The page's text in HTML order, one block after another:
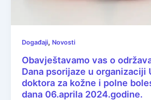
Događaji, Novosti
Obavještavamo vas o
Dana psorijaze u organizaciji
doktora za kožne i polne
dana 06.aprila 2024.godine.